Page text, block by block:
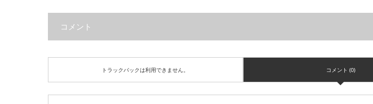
コメント
トラックバックは利用できません。 コメント (0)